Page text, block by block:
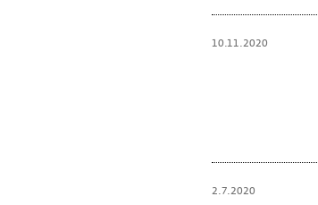
10.11.2020
2.7.2020